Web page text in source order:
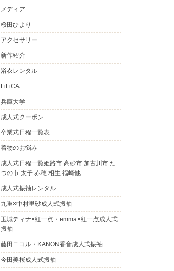
メディア
桜田ひより
アクセサリー
新作紹介
浴衣レンタル
LiLiCA
兵庫大学
成人式クーポン
卒業式日程一覧表
着物のお悩み
成人式日程一覧姫路市 高砂市 加古川市 た
つの市 太子 赤穂 相生 福崎他
成人式振袖レンタル
九重×中村里砂成人式振袖
玉城ティナ×紅一点・emma×紅一点成人式
振袖
藤田ニコル・KANON香音成人式振袖
今田美桜成人式振袖